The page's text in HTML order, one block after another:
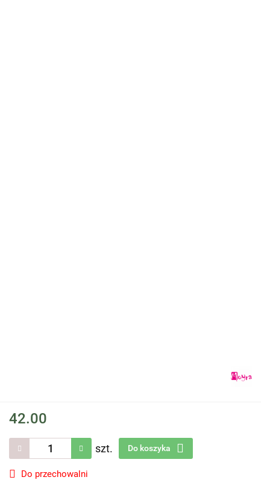
42.00
szt. Do koszyka
Do przechowalni